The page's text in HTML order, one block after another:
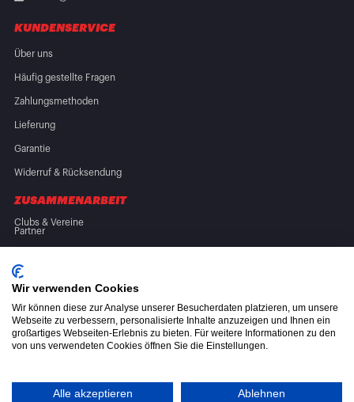
KUNDENSERVICE
Über uns
Häufig gestellte Fragen
Zahlungsmethoden
Lieferung
Garantie
Widerruf & Rücksendung
ZUSAMMENARBEIT
Clubs & Vereine
Partner
Wir verwenden Cookies
Wir können diese zur Analyse unserer Besucherdaten platzieren, um unsere
Webseite zu verbessern, personalisierte Inhalte anzuzeigen und Ihnen ein
großartiges Webseiten-Erlebnis zu bieten. Für weitere Informationen zu den
von uns verwendeten Cookies öffnen Sie die Einstellungen.
Alle akzeptieren Ablehnen